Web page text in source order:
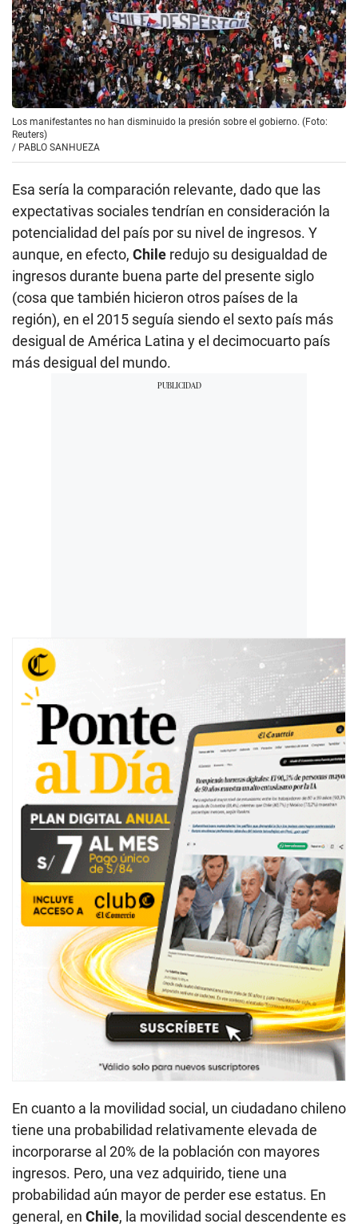
Los manifestantes no han disminuido la presión sobre el gobierno. (Foto:
Reuters)
/ PABLO SANHUEZA
Esa sería la comparación relevante, dado que las
expectativas sociales tendrían en consideración la
potencialidad del país por su nivel de ingresos. Y
aunque, en efecto, Chile redujo su desigualdad de
ingresos durante buena parte del presente siglo
(cosa que también hicieron otros países de la
región), en el 2015 seguía siendo el sexto país más
desigual de América Latina y el decimocuarto país
más desigual del mundo.
En cuanto a la movilidad social, un ciudadano chileno
tiene una probabilidad relativamente elevada de
incorporarse al 20% de la población con mayores
ingresos. Pero, una vez adquirido, tiene una
probabilidad aún mayor de perder ese estatus. En
general, en Chile, la movilidad social descendente es